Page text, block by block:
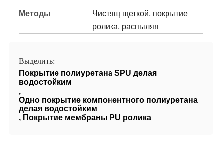
Методы
Чистящ щеткой, покрытие
ролика, распыляя
Выделить:
Покрытие полиуретана SPU делая
водостойким
,
Одно покрытие компонентного полиуретана
делая водостойким
, Покрытие мембраны PU ролика